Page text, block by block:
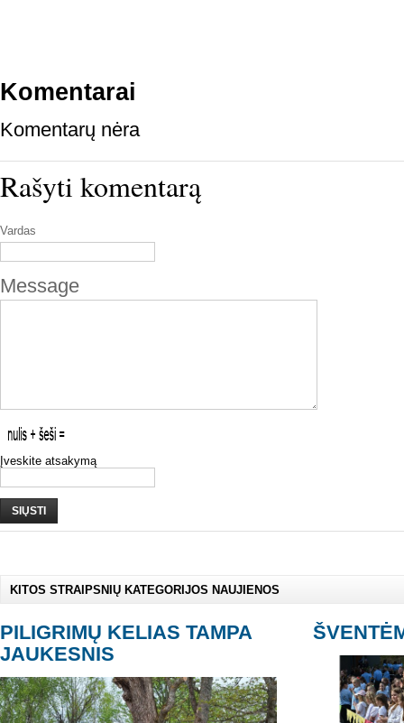
Komentarai
Komentarų nėra
Rašyti komentarą
Vardas
Message
Įveskite atsakymą
SIŲSTI
KITOS STRAIPSNIŲ KATEGORIJOS NAUJIENOS
PILIGRIMŲ KELIAS TAMPA
JAUKESNIS